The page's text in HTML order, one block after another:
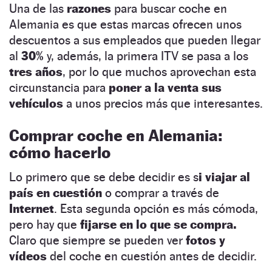
Una de las razones para buscar coche en
Alemania es que estas marcas ofrecen unos
descuentos a sus empleados que pueden llegar
al 30% y, además, la primera ITV se pasa a los
tres años, por lo que muchos aprovechan esta
circunstancia para poner a la venta sus
vehículos a unos precios más que interesantes.
Comprar coche en Alemania:
cómo hacerlo
Lo primero que se debe decidir es si viajar al
país en cuestión o comprar a través de
Internet. Esta segunda opción es más cómoda,
pero hay que fijarse en lo que se compra.
Claro que siempre se pueden ver fotos y
vídeos del coche en cuestión antes de decidir.